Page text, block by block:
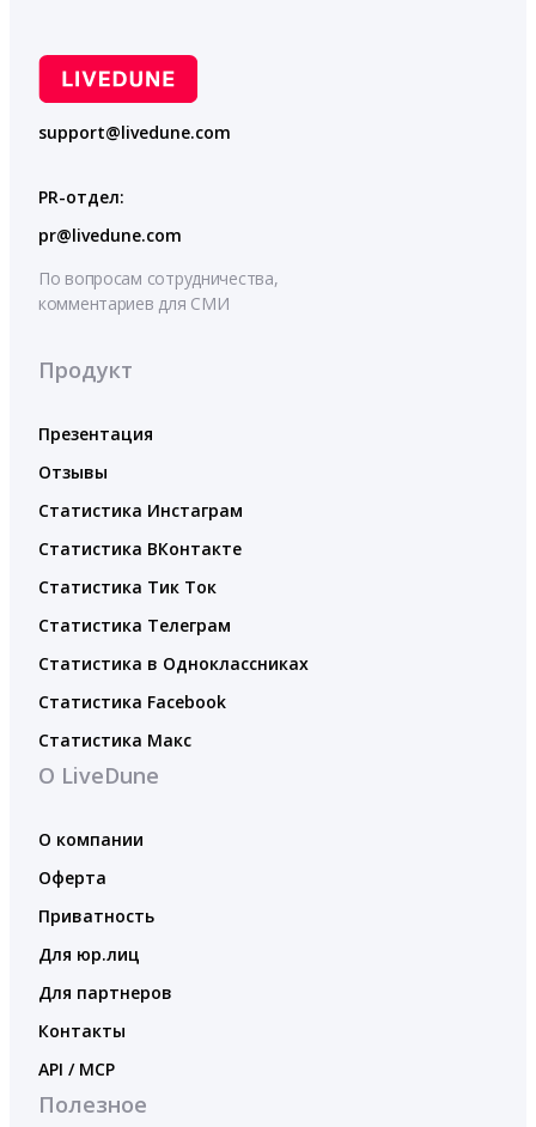
support@livedune.com
PR-отдел:
pr@livedune.com
По вопросам сотрудничества,
комментариев для СМИ
Продукт
Презентация
Отзывы
Статистика Инстаграм
Статистика ВКонтакте
Статистика Тик Ток
Статистика Телеграм
Статистика в Одноклассниках
Статистика Facebook
Статистика Макс
О LiveDune
О компании
Оферта
Приватность
Для юр.лиц
Для партнеров
Контакты
API / MCP
Полезное